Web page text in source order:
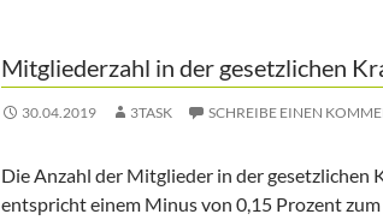
Mitgliederzahl in der gesetzlichen
30.04.2019 3TASK SCHREIBE EINEN
Die Anzahl der Mitglieder in der gesetzlichen
entspricht einem Minus von 0,15 Prozent